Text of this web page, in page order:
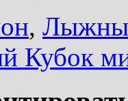
,
Кубок